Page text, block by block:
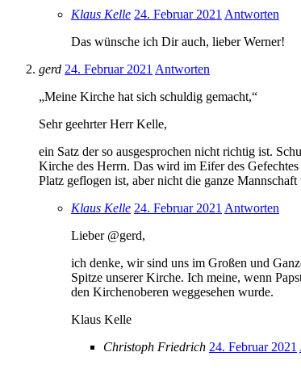
Klaus Kelle 24. Februar 2021 Antworten
Das wünsche ich Dir auch, lieber Werner!
gerd 24. Februar 2021 Antworten
„Meine Kirche hat sich schuldig gemacht,“
Sehr geehrter Herr Kelle,
ein Satz der so ausgesprochen nicht richtig ist.
Kirche des Herrn. Das wird im Eifer des
Platz geflogen ist, aber nicht die ganze
Klaus Kelle 24. Februar 2021 Antworten
Lieber @gerd,
ich denke, wir sind uns im Großen und
Spitze unserer Kirche. Ich meine, wenn
den Kirchenoberen weggesehen wurde.
Klaus Kelle
Christoph Friedrich 24. Februar 2021